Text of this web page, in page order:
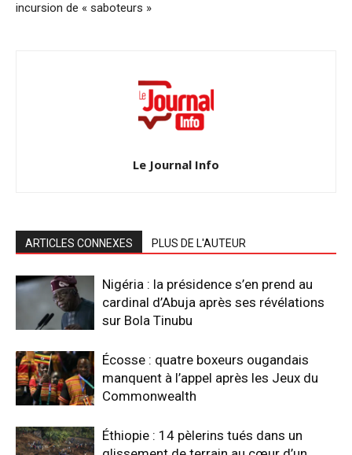
incursion de « saboteurs »
Le Journal Info
ARTICLES CONNEXES PLUS DE L'AUTEUR
Nigéria : la présidence s’en prend au
cardinal d’Abuja après ses révélations
sur Bola Tinubu
Écosse : quatre boxeurs ougandais
manquent à l’appel après les Jeux du
Commonwealth
Éthiopie : 14 pèlerins tués dans un